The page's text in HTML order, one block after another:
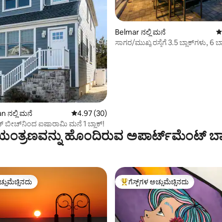
371 ವಿಮರ್ಶೆಗಳು
ನಲ್ಲಿ ಮನೆ 5 ರಲ್ಲಿ 4.97 ಸರಾಸರಿ ರೇಟಿಂಗ್, 30 ವಿಮರ್ಶೆಗಳು
4.97 (30)
ಬೀಚ್‌ನಿಂದ ಐಷಾರಾಮಿ ಮನೆ 1 ಬ್ಲಾಕ್!
Belmar ನಲ್ಲಿ ಮನೆ 5
ಸಾಗರ/ಮುಖ್ಯ ರಸ್ತೆಗೆ 3.5 ಬ್ಲಾಕ್‌ಗಳು, 6
ಹೊಂದಿರುವ ಅಪಾರ್ಟ್‌ಮೆಂಟ್‌
ಗೆಸ್ಟ್‌ಗಳಿಗೆ ಅತಿ ಹೆಚ್ಚು ಅಚ್ಚುಮೆಚ್ಚಿನದು
ಗೆಸ್ಟ್‌ಗಳ ಅಚ್ಚುಮೆಚ್ಚಿನದು